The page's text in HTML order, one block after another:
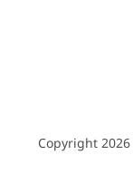
Copyright 2026